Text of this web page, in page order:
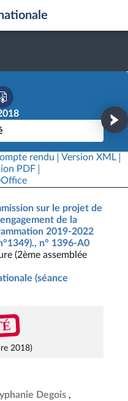
rendu
Version XML
PDF
sur le projet de
de la
2019-2022
n° 1396-A0
(2ème assemblée
(séance
2018)
Degois